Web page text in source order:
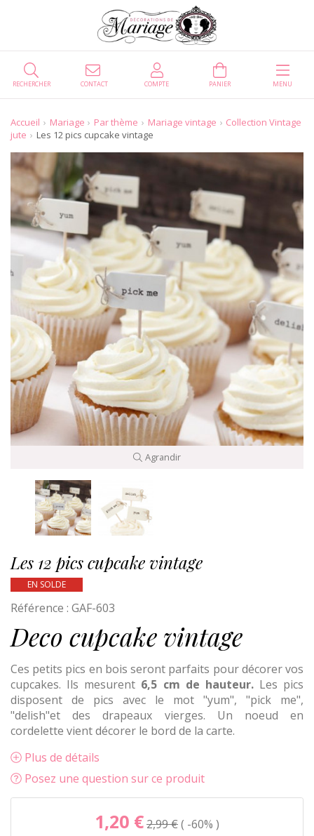
CONTACT
RECHERCHER COMPTE PANIER MENU
Accueil Mariage Par thème Mariage vintage
Collection Vintage
jute
Les 12 pics cupcake vintage
Agrandir
Les 12 pics cupcake vintage
EN SOLDE
Référence : GAF-603
Deco cupcake vintage
Ces petits pics en bois seront parfaits pour décorer vos
cupcakes. Ils mesurent 6,5 cm de hauteur.Les pics
disposent de pics avec le mot "yum", "pick me",
"delish"et des drapeaux vierges. Un noeud en
cordelette vient décorer le bord de la carte.
Plus de détails
Posez une question sur ce produit
1,20 €2,99 € -60%